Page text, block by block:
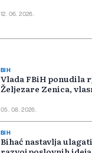
12. 06. 2026.
BIH
Vlada FBiH ponudila
Željezare Zenica,
05. 08. 2026.
BIH
Bihać nastavlja